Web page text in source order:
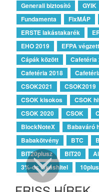
Generali biztosító
GYIK
Fundamenta
FixMÁP
ERSTE lakástakarék
EHO 2019
EFPA
Cápák között
Cafetéria
Cafetéria 2018
CSOK2021
CSOK2019
CSOK kisokos
CSOK
CSOK 2020
CSOK
BlockNoteX
Babaváró
Babakötvény
BTC
BIT20plusz
BIT20
3%-os lakáshitel